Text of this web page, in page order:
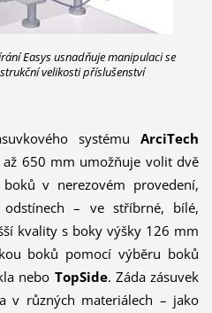
Easys usnadňuje manipulaci se
velikosti příslušenství
systémuArciTech
650 mm umožňuje volit dvě
v nerezovém provedení,
– ve stříbrné, bílé,
kvality s boky výšky 126 mm
boků pomocí výběru boků
nebo TopSide. Záda zásuvek
v různých materiálech – jako